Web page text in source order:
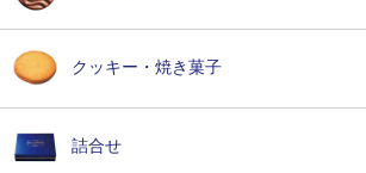
クッキー・焼き菓子
詰合せ